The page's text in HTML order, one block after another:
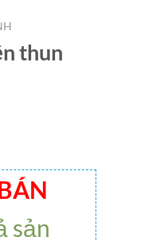
thun
sản